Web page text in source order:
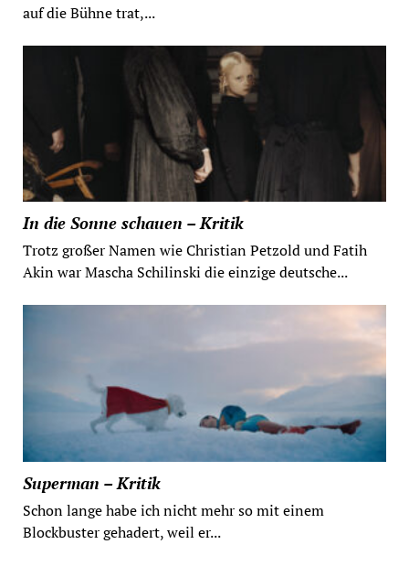
auf die Bühne trat,...
In die Sonne schauen – Kritik
Trotz großer Namen wie Christian Petzold und Fatih
Akin war Mascha Schilinski die einzige deutsche...
Superman – Kritik
Schon lange habe ich nicht mehr so mit einem
Blockbuster gehadert, weil er...